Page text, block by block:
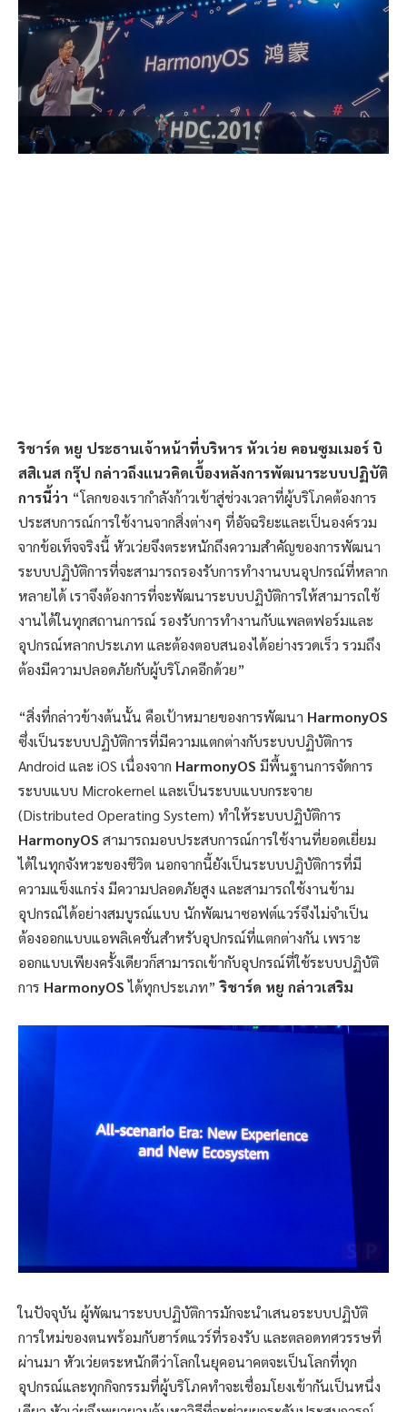
ริชาร์ด หยู ประธานเจ้าหน้าที่บริหาร หัวเว่ย คอนซูมเมอร์ บิ
สสิเนส กรุ๊ป กล่าวถึงแนวคิดเบื้องหลังการพัฒนาระบบปฏิบัติ
การนี้ว่า “โลกของเรากำลังก้าวเข้าสู่ช่วงเวลาที่ผู้บริโภคต้องการ
ประสบการณ์การใช้งานจากสิ่งต่างๆ ที่อัจฉริยะและเป็นองค์รวม
จากข้อเท็จจริงนี้ หัวเว่ยจึงตระหนักถึงความสำคัญของการพัฒนา
ระบบปฏิบัติการที่จะสามารถรองรับการทำงานบนอุปกรณ์ที่หลาก
หลายได้ เราจึงต้องการที่จะพัฒนาระบบปฏิบัติการให้สามารถใช้
งานได้ในทุกสถานการณ์ รองรับการทำงานกับแพลตฟอร์มและ
อุปกรณ์หลากประเภท และต้องตอบสนองได้อย่างรวดเร็ว รวมถึง
ต้องมีความปลอดภัยกับผู้บริโภคอีกด้วย”
“สิ่งที่กล่าวข้างต้นนั้น คือเป้าหมายของการพัฒนา HarmonyOS
ซึ่งเป็นระบบปฏิบัติการที่มีความแตกต่างกับระบบปฏิบัติการ
Android และ iOS เนื่องจาก HarmonyOS มีพื้นฐานการจัดการ
ระบบแบบ Microkernel และเป็นระบบแบบกระจาย
(Distributed Operating System) ทำให้ระบบปฏิบัติการ
HarmonyOS สามารถมอบประสบการณ์การใช้งานที่ยอดเยี่ยม
ได้ในทุกจังหวะของชีวิต นอกจากนี้ยังเป็นระบบปฏิบัติการที่มี
ความแข็งแกร่ง มีความปลอดภัยสูง และสามารถใช้งานข้าม
อุปกรณ์ได้อย่างสมบูรณ์แบบ นักพัฒนาซอฟต์แวร์จึงไม่จำเป็น
ต้องออกแบบแอพลิเคชั่นสำหรับอุปกรณ์ที่แตกต่างกัน เพราะ
ออกแบบเพียงครั้งเดียวก็สามารถเข้ากับอุปกรณ์ที่ใช้ระบบปฏิบัติ
การ HarmonyOSได้ทุกประเภท”ริชาร์ด หยู กล่าวเสริม
ในปัจจุบัน ผู้พัฒนาระบบปฏิบัติการมักจะนำเสนอระบบปฏิบัติ
การใหม่ของตนพร้อมกับฮาร์ดแวร์ที่รองรับ และตลอดทศวรรษที่
ผ่านมา หัวเว่ยตระหนักดีว่าโลกในยุคอนาคตจะเป็นโลกที่ทุก
อุปกรณ์และทุกกิจกรรมที่ผู้บริโภคทำจะเชื่อมโยงเข้ากันเป็นหนึ่ง